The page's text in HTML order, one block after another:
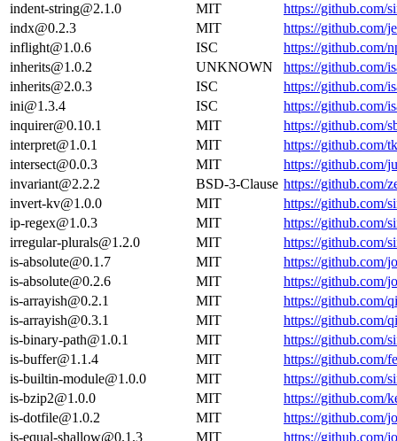
indent-string@2.1.0
MIT
https://github.com/
indx@0.2.3
MIT
https://github.com/
inflight@1.0.6
ISC
https://github.com/
inherits@1.0.2
UNKNOWN
https://github.com/
inherits@2.0.3
ISC
https://github.com/
ini@1.3.4
ISC
https://github.com/
inquirer@0.10.1
MIT
https://github.com/
interpret@1.0.1
MIT
https://github.com/
intersect@0.0.3
MIT
https://github.com/
invariant@2.2.2
BSD-3-Clause https://github.com/
invert-kv@1.0.0
MIT
https://github.com/
ip-regex@1.0.3
MIT
https://github.com/
irregular-plurals@1.2.0
MIT
https://github.com/
is-absolute@0.1.7
MIT
https://github.com/
is-absolute@0.2.6
MIT
https://github.com/
is-arrayish@0.2.1
MIT
https://github.com/
is-arrayish@0.3.1
MIT
https://github.com/
is-binary-path@1.0.1
MIT
https://github.com/
is-buffer@1.1.4
MIT
https://github.com/
is-builtin-module@1.0.0
MIT
https://github.com/
is-bzip2@1.0.0
MIT
https://github.com/
is-dotfile@1.0.2
MIT
https://github.com/
is-equal-shallow@0.1.3
MIT
https://github.com/